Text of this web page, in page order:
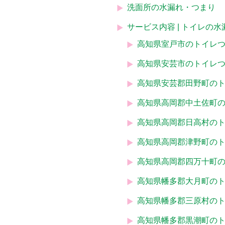
洗面所の水漏れ・つまり
サービス内容 | トイレの水
高知県室戸市のトイレ
高知県安芸市のトイレ
高知県安芸郡田野町の
高知県高岡郡中土佐町
高知県高岡郡日高村の
高知県高岡郡津野町の
高知県高岡郡四万十町
高知県幡多郡大月町の
高知県幡多郡三原村の
高知県幡多郡黒潮町の